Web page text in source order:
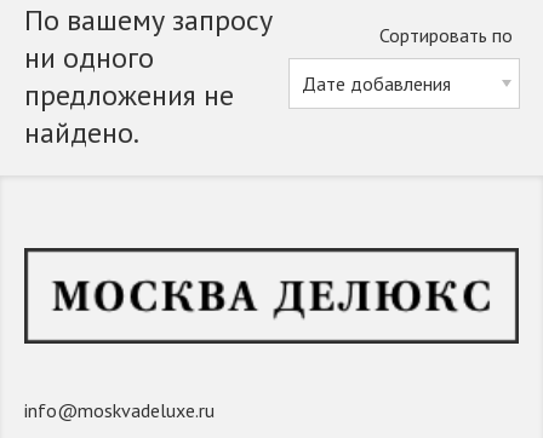
Сортировать по
По вашему запросу
ни одного
предложения не
найдено.
info@moskvadeluxe.ru